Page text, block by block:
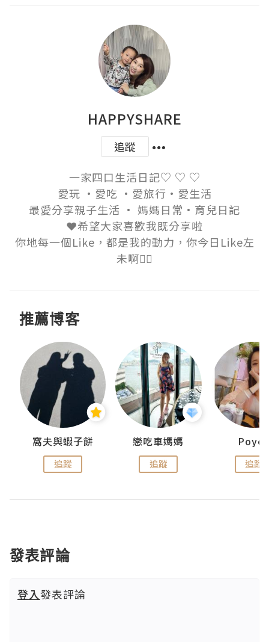
HAPPYSHARE
追蹤
一家四口生活日記♡ ♡ ♡
愛玩 ·愛吃 ·愛旅行·愛生活
最愛分享親子生活 · 媽媽日常·育兒日記
❤️希望大家喜歡我既分享啦
你地每一個Like，都是我的動力，你今日Like左
未啊👍🏻
推薦博客
窩夫與蝦子餅
追蹤
戀吃車媽媽
追蹤 追蹤
發表評論
登入發表評論